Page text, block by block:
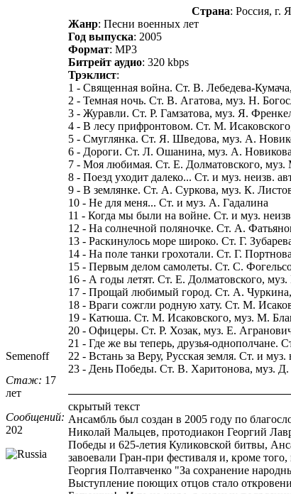
Semenoff
Стаж: 17
лет
Сообщений:
202
Страна: Россия, г.
Жанр: Песни военных лет
Год выпуска: 2005
Формат: MP3
Битрейт аудио: 320 kbps
Трэклист:
1 - Священная война. Ст. В. Лебедева-
2 - Темная ночь. Ст. В. Агатова, муз. Н.
3 - Журавли. Ст. Р. Гамзатова, муз. Я.
4 - В лесу прифронтовом. Ст. М.
5 - Смуглянка. Ст. Я. Шведова, муз. А.
6 - Дороги. Ст. Л. Ошанина, муз. А. Новикова
7 - Моя любимая. Ст. Е. Долматовского, муз.
8 - Поезд уходит далеко... Ст. и муз. неизв.
9 - В землянке. Ст. А. Суркова, муз. К.
10 - Не для меня... Ст. и муз. А. Гадалина
11 - Когда мы были на войне. Ст. и муз.
12 - На солнечной поляночке. Ст. А.
13 - Раскинулось море широко. Ст. Г.
14 - На поле танки грохотали. Ст. Г.
15 - Первым делом самолеты. Ст. С.
16 - А годы летят. Ст. Е. Долматовского,
17 - Прощай любимый город. Ст. А.
18 - Враги сожгли родную хату. Ст. М.
19 - Катюша. Ст. М. Исаковского, муз. М.
20 - Офицеры. Ст. Р. Хозак, муз. Е.
21 - Где же вы теперь, друзья-однополчане.
22 - Встань за Веру, Русская земля. Ст. и муз.
23 - День Победы. Ст. В. Харитонова, муз. Д.
скрытый текст
Ансамбль был создан в 2005 году по
Николай Мальцев, протодиакон Георгий
Победы и 625-летия Куликовской битвы,
завоевали Гран-при фестиваля и, кроме
Георгия Полтавченко "За сохранение
Выступление поющих отцов стало